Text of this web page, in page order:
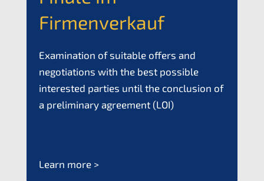
Firmenverkauf
Exami­na­ti­on of suita­ble offers and
negotia­ti­ons with the best possi­ble
interes­ted parties until the conclu­si­on of
a preli­mi­na­ry agree­ment (LOI)
Learn more >